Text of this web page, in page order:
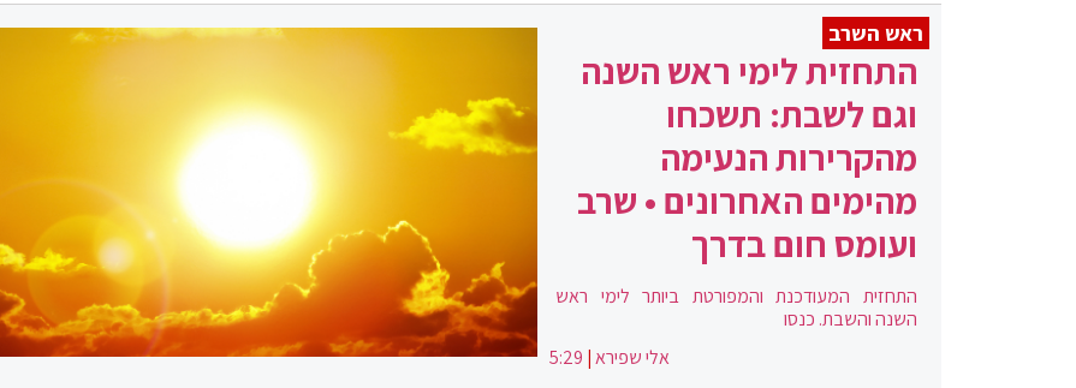
ראש השרב
התחזית לימי ראש השנה
וגם לשבת: תשכחו
מהקרירות הנעימה
מהימים האחרונים • שרב
ועומס חום בדרך
התחזית המעודכנת והמפורטת ביותר לימי ראש
השנה והשבת. כנסו
אלי שפירא|
5:29